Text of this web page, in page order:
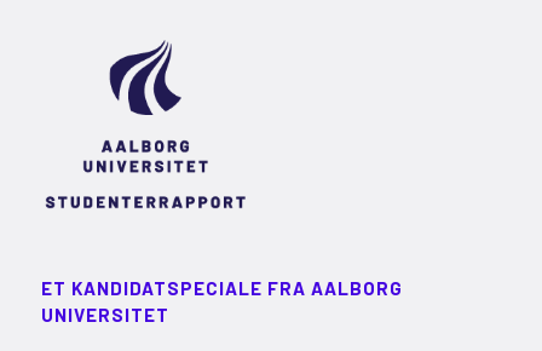
ET KANDIDATSPECIALE FRA AALBORG
UNIVERSITET